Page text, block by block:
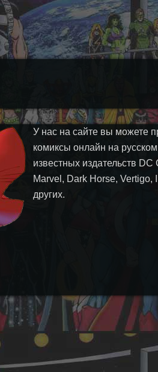
У нас на сайте вы можете
комиксы онлайн на
известных издательств DC
Marvel, Dark Horse, Vertigo,
других.